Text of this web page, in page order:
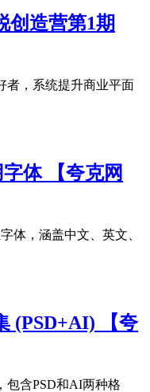
创造营第1期
者，系统提升商业平面
体 【夸克网
体，涵盖中文、英文、
(PSD+AI) 【夸
包含PSD和AI两种格